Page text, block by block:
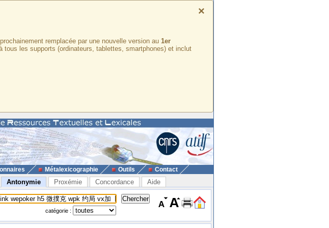
×
remplacée par une nouvelle version au 1er
tous les supports (ordinateurs, tablettes, smartphones) et inclut
Métalexicographie Outils Contact
Antonymie Proxémie Concordance Aide
catégorie :